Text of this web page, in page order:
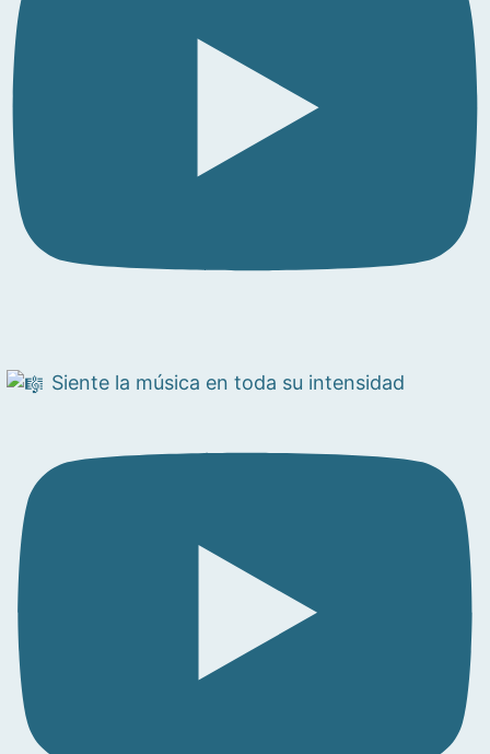
Siente la música en toda su intensidad